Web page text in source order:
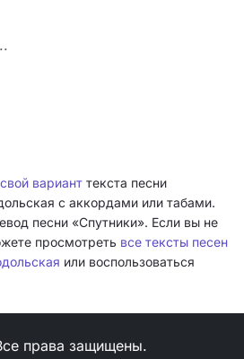
вариант текста песни
с аккордами или табами.
песни «Спутники». Если вы не
просмотреть все тексты песен
или воспользоваться
права защищены.